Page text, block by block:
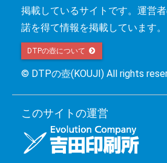
掲載しているサイトです。運営
諾を得て情報を掲載しています。
DTPの壺について
© DTPの壺(KOUJI) All rights
このサイトの運営